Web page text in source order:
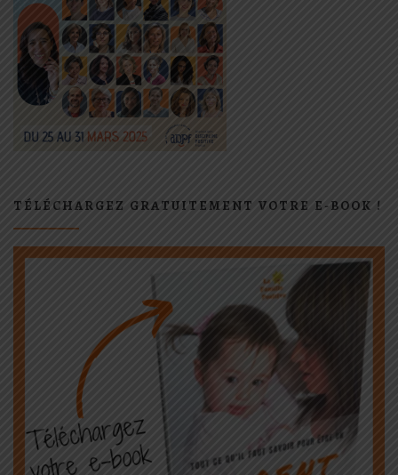
TÉLÉCHARGEZ GRATUITEMENT VOTRE E-BOOK !